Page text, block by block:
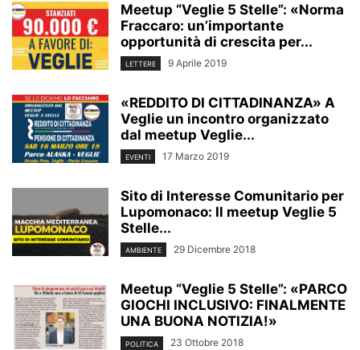
Meetup “Veglie 5 Stelle”: «Norma
Fraccaro: un’importante
opportunità di crescita per...
LETTERE 9 Aprile 2019
«REDDITO DI CITTADINANZA» A
Veglie un incontro organizzato
dal meetup Veglie...
EVENTI 17 Marzo 2019
Sito di Interesse Comunitario per
Lupomonaco: Il meetup Veglie 5
Stelle...
AMBIENTE 29 Dicembre 2018
Meetup “Veglie 5 Stelle”: «PARCO
GIOCHI INCLUSIVO: FINALMENTE
UNA BUONA NOTIZIA!»
POLITICA 23 Ottobre 2018